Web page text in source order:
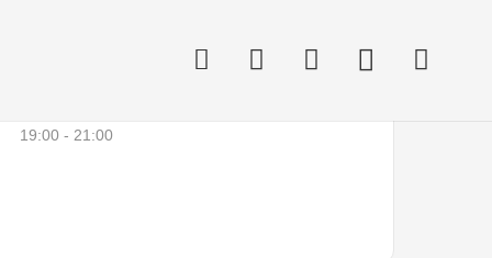
19:00 - 21:00